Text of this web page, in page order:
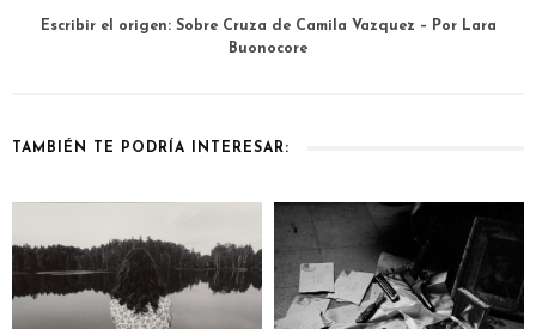
Escribir el origen: Sobre Cruza de Camila Vazquez – Por Lara
Buonocore
TAMBIÉN TE PODRÍA INTERESAR: